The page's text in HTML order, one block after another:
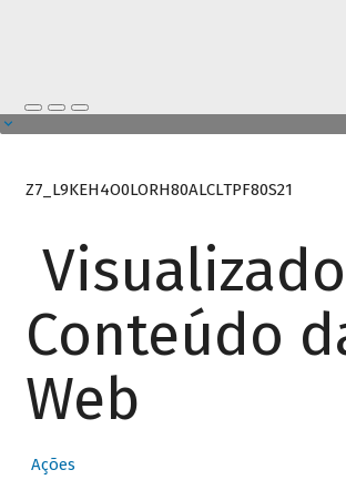
Z7_L9KEH4O0LORH80ALCLTPF80S21
Conteúdo
Web
Ações